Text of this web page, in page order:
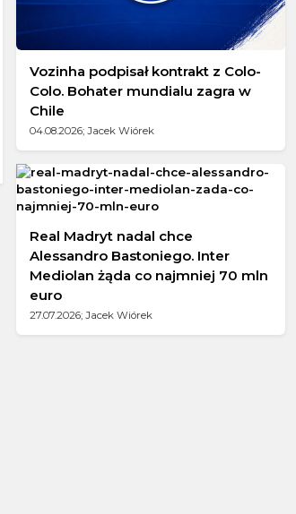
Vozinha podpisał kontrakt z Colo-
Colo. Bohater mundialu zagra w
Chile
04.08.2026; Jacek Wiórek
Real Madryt nadal chce
Alessandro Bastoniego. Inter
Mediolan żąda co najmniej 70 mln
euro
27.07.2026; Jacek Wiórek